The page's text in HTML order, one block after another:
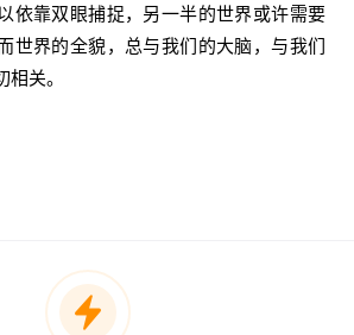
依靠双眼捕捉，另一半的世界或许需要
世界的全貌，总与我们的大脑，与我们
关。